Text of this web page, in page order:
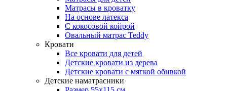
Матрасы в кроватку
На основе латекса
С кокосовой койрой
Овальный матрас Teddy
Кровати
Все кровати для детей
Детские кровати из дерева
Детские кровати с мягкой обивкой
Детские наматрасники